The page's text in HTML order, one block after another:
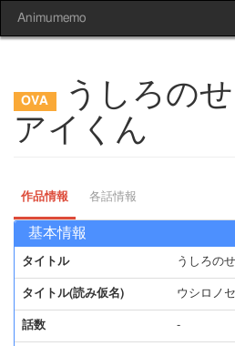
Animumemo
うしろの
アイくん
作品情報 各話情報
基本情報
タイトル うしろの
タイトル(読み仮名) ウシロノ
話数 -